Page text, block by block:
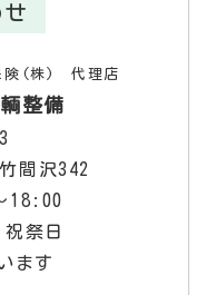
険(株) 代理店
整備
間沢342
18:00
祭日
ます